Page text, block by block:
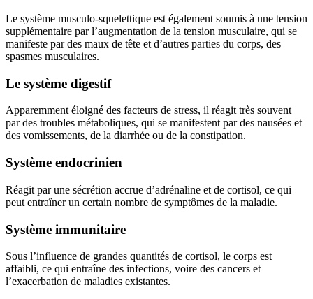
Le système musculo-squelettique est également soumis à une tension
supplémentaire par l’augmentation de la tension musculaire, qui se
manifeste par des maux de tête et d’autres parties du corps, des
spasmes musculaires.
Le système digestif
Apparemment éloigné des facteurs de stress, il réagit très souvent
par des troubles métaboliques, qui se manifestent par des nausées et
des vomissements, de la diarrhée ou de la constipation.
Système endocrinien
Réagit par une sécrétion accrue d’adrénaline et de cortisol, ce qui
peut entraîner un certain nombre de symptômes de la maladie.
Système immunitaire
Sous l’influence de grandes quantités de cortisol, le corps est
affaibli, ce qui entraîne des infections, voire des cancers et
l’exacerbation de maladies existantes.